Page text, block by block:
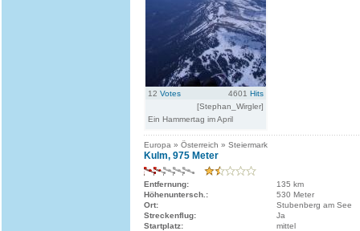
12 Votes 4601 Hits
[Stephan_Wirgler]
Ein Hammertag im April
Europa » Österreich » Steiermark
Kulm, 975 Meter
Entfernung:
135 km
Höhenuntersch.:
530 Meter
Ort:
Stubenberg am See
Streckenflug:
Ja
Startplatz:
mittel